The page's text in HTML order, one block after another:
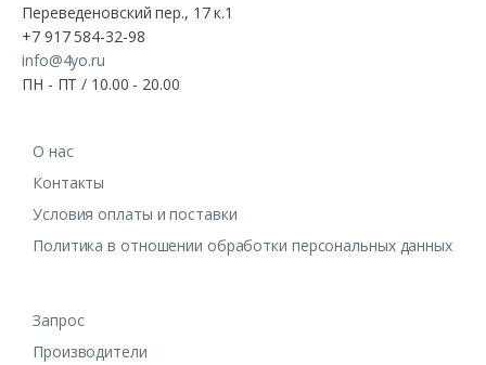
Переведеновский пер., 17 к.1
+7 917 584-32-98
info@4yo.ru
ПН - ПТ / 10.00 - 20.00
О нас
Контакты
Условия оплаты и поставки
Политика в отношении обработки персональных данных
Запрос
Производители